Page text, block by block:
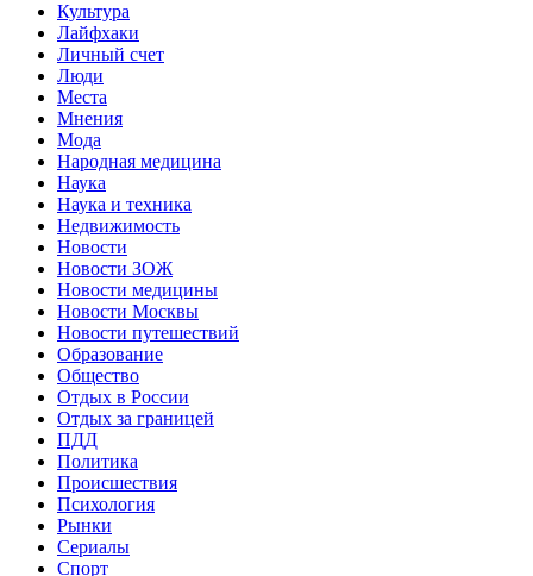
Культура
Лайфхаки
Личный счет
Люди
Места
Мнения
Мода
Народная медицина
Наука
Наука и техника
Недвижимость
Новости
Новости ЗОЖ
Новости медицины
Новости Москвы
Новости путешествий
Образование
Общество
Отдых в России
Отдых за границей
ПДД
Политика
Происшествия
Психология
Рынки
Сериалы
Спорт